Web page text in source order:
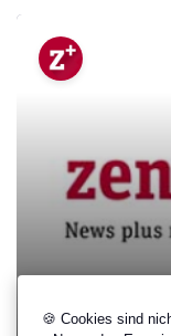
🍪 Cookies sind
Unwetter im